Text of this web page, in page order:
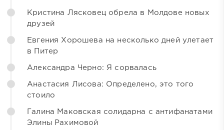
Кристина Лясковец обрела в Молдове новых
друзей
Евгения Хорошева на несколько дней улетает
в Питер
Александра Черно: Я сорвалась
Анастасия Лисова: Определено, это того
стоило
Галина Маковская солидарна с антифанатами
Элины Рахимовой